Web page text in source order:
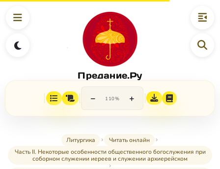
Предание.Ру
− 110% +
Литургика
Читать онлайн
Часть II. Некоторые особенности общественного богослужения при
соборном служении иереев и служении архиерейском